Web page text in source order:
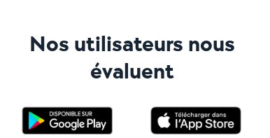
Nos utilisateurs nous
évaluent